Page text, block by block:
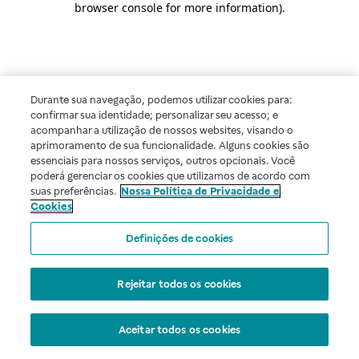
browser console for more information).
Durante sua navegação, podemos utilizar cookies para:
confirmar sua identidade; personalizar seu acesso; e
acompanhar a utilização de nossos websites, visando o
aprimoramento de sua funcionalidade. Alguns cookies são
essenciais para nossos serviços, outros opcionais. Você
poderá gerenciar os cookies que utilizamos de acordo com
suas preferências. Nossa Política de Privacidade e
Cookies
Definições de cookies
Rejeitar todos os cookies
Aceitar todos os cookies